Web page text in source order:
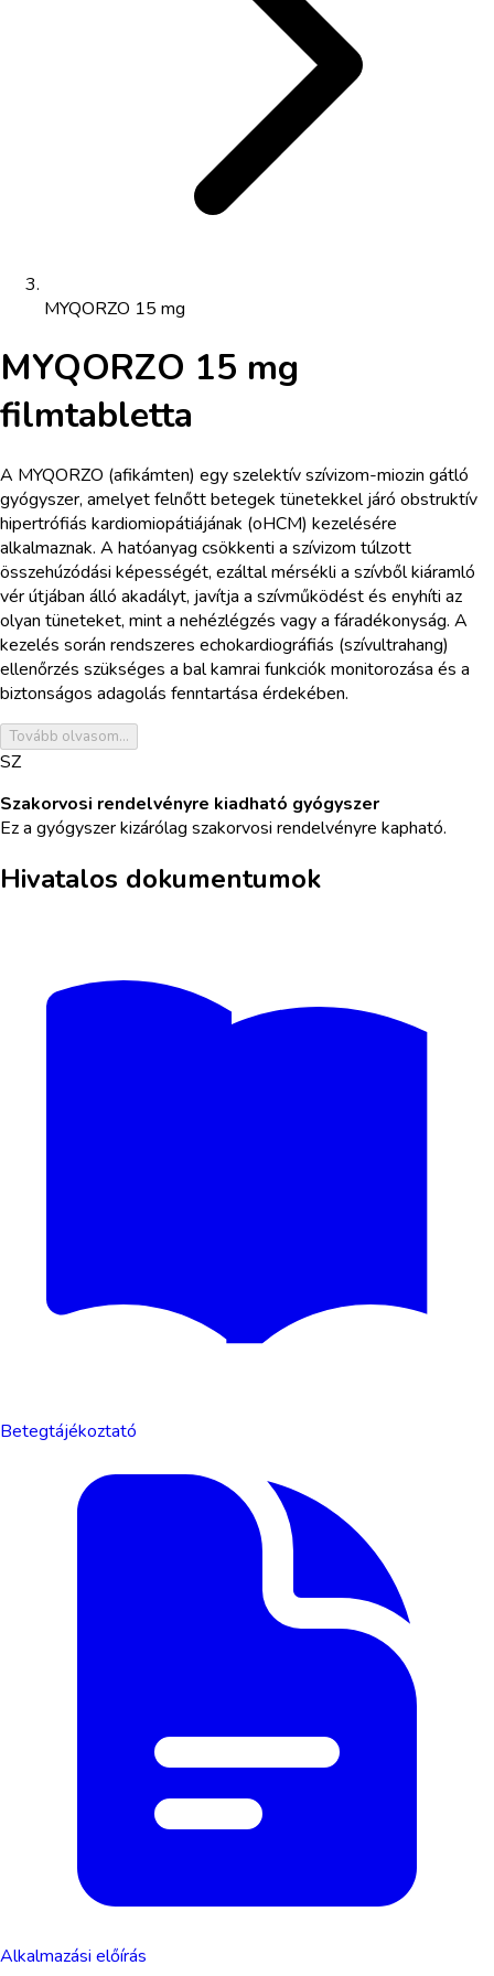
MYQORZO 15 mg
MYQORZO 15 mg
filmtabletta
A MYQORZO (afikámten) egy szelektív szívizom-miozin gátló
gyógyszer, amelyet felnőtt betegek tünetekkel járó obstruktív
hipertrófiás kardiomiopátiájának (oHCM) kezelésére
alkalmaznak. A hatóanyag csökkenti a szívizom túlzott
összehúzódási képességét, ezáltal mérsékli a szívből kiáramló
vér útjában álló akadályt, javítja a szívműködést és enyhíti az
olyan tüneteket, mint a nehézlégzés vagy a fáradékonyság. A
kezelés során rendszeres echokardiográfiás (szívultrahang)
ellenőrzés szükséges a bal kamrai funkciók monitorozása és a
biztonságos adagolás fenntartása érdekében.
Tovább olvasom...
SZ
Szakorvosi rendelvényre kiadható gyógyszer
Ez a gyógyszer kizárólag szakorvosi rendelvényre kapható.
Hivatalos dokumentumok
Betegtájékoztató
Alkalmazási előírás